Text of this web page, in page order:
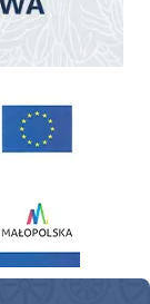
gaśniczego z